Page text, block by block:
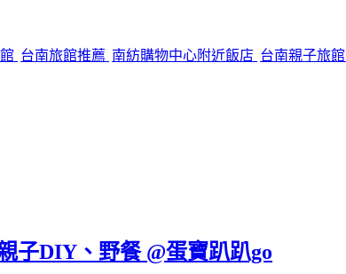
台南旅館推薦 南紡購物中心附近飯店 台南親子旅館
子DIY、野餐 @蛋寶趴趴go